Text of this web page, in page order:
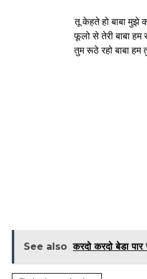
तू केहते हो बाबा मुझे
फूलो से तेरी बाबा
तुम रूठे रहो बाबा हम
See also करदो करदो बेडा